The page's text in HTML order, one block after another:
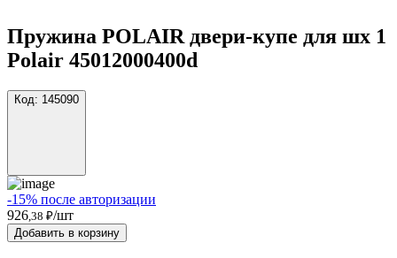
Пружина POLAIR двери-купе для шх 1
Polair 45012000400d
Код: 145090
-15% после авторизации
926 ,38 ₽/шт
Добавить в корзину